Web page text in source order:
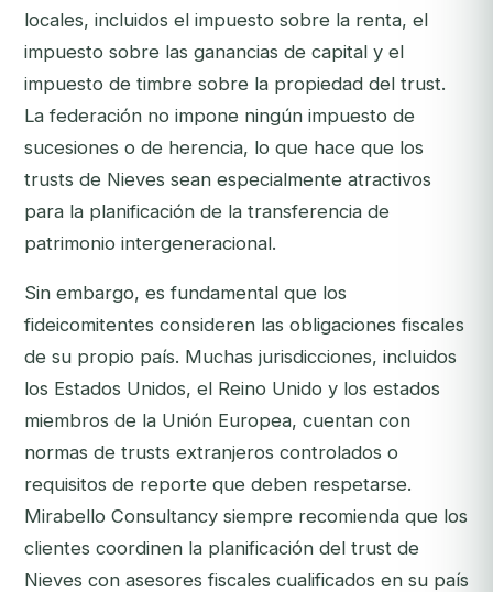
locales, incluidos el impuesto sobre la renta, el
impuesto sobre las ganancias de capital y el
impuesto de timbre sobre la propiedad del trust.
La federación no impone ningún impuesto de
sucesiones o de herencia, lo que hace que los
trusts de Nieves sean especialmente atractivos
para la planificación de la transferencia de
patrimonio intergeneracional.
Sin embargo, es fundamental que los
fideicomitentes consideren las obligaciones fiscales
de su propio país. Muchas jurisdicciones, incluidos
los Estados Unidos, el Reino Unido y los estados
miembros de la Unión Europea, cuentan con
normas de trusts extranjeros controlados o
requisitos de reporte que deben respetarse.
Mirabello Consultancy siempre recomienda que los
clientes coordinen la planificación del trust de
Nieves con asesores fiscales cualificados en su país